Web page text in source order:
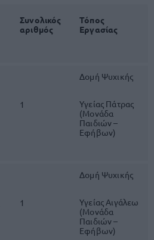
Συνολικός
αριθμός
Τόπος
Εργασίας
1
Δομή Ψυχικής
Υγείας Πάτρας
(Μονάδα
Παιδιών –
Εφήβων)
1
Δομή Ψυχικής
Υγείας Αιγάλεω
(Μονάδα
Παιδιών –
Εφήβων)